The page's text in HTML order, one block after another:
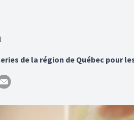
de la région de Québec pour